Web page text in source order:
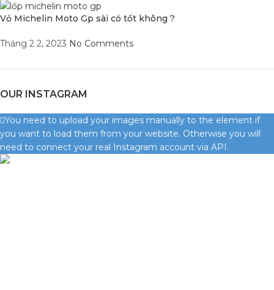
Vỏ Michelin Moto Gp sài có tốt không ?
Tháng 2 2, 2023 No Comments
OUR INSTAGRAM
You need to upload your images manually to the element if
you want to load them from your website. Otherwise you will
need to connect your real Instagram account via API.